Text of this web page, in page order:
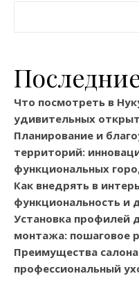
Что посмотреть в
удивительных
Планирование и
территорий:
функциональных
Как внедрять в
функциональность и
Установка профилей
монтажа: пошаговое
Преимущества
профессиональный